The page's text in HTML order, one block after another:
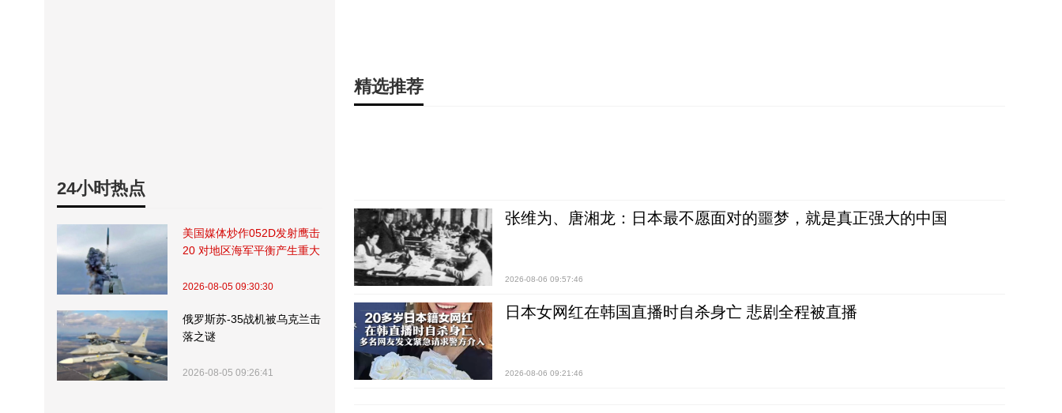
24小时热点
美国媒体炒作052D发射鹰击
20 对地区海军平衡产生重大
2026-08-05 09:30:30
俄罗斯苏-35战机被乌克兰击
落之谜
2026-08-05 09:26:41
精选推荐
张维为、唐湘龙：日本最不愿面对的噩梦，就是真正强大的中国
2026-08-06 09:57:46
日本女网红在韩国直播时自杀身亡 悲剧全程被直播
2026-08-06 09:21:46